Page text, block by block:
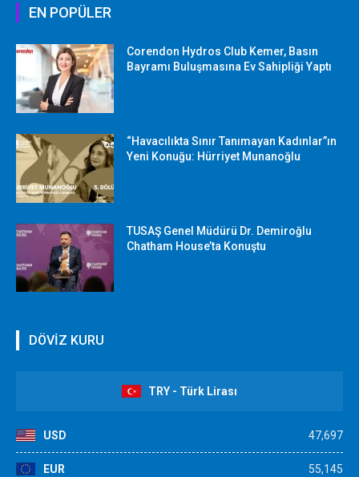
EN POPÜLER
Corendon Hydros Club Kemer, Basın
Bayramı Buluşmasına Ev Sahipliği Yaptı
“Havacılıkta Sınır Tanımayan Kadınlar”ın
Yeni Konuğu: Hürriyet Munanoğlu
TUSAŞ Genel Müdürü Dr. Demiroğlu
Chatham House’ta Konuştu
DÖVİZ KURU
TRY - Türk Lirası
USD 47,697
EUR 55,145